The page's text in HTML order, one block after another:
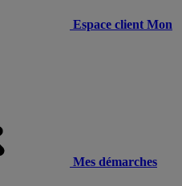
Espace client Mon
Mes démarches